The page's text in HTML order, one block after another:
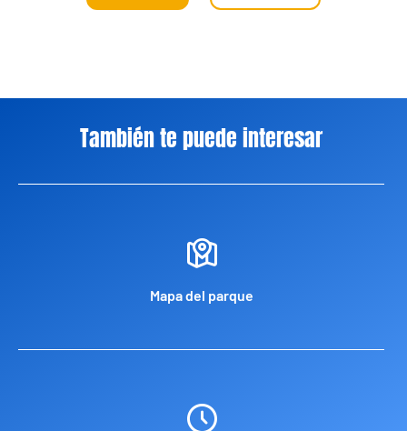
También te puede interesar
Mapa del parque